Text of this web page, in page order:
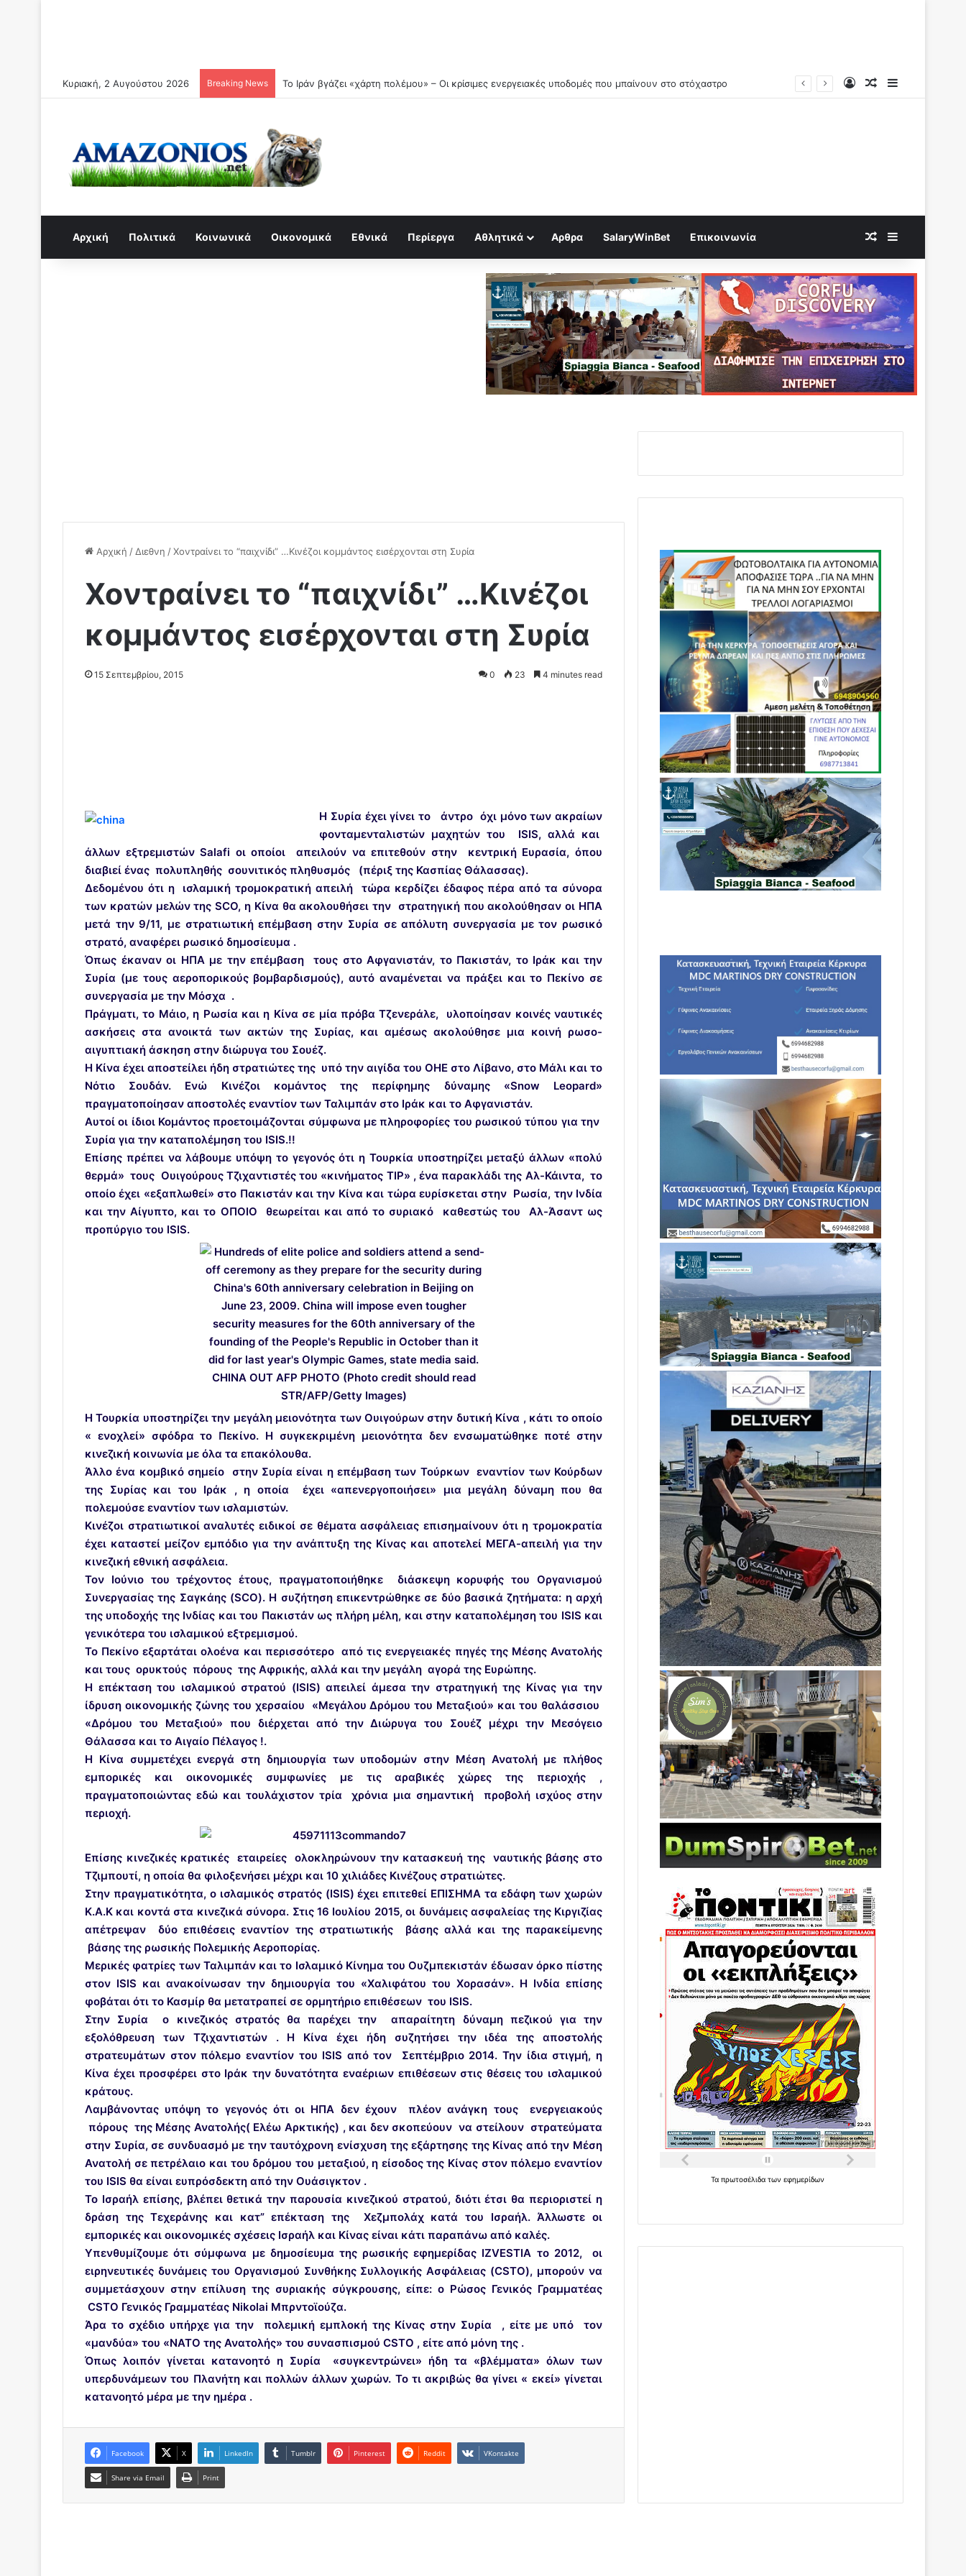
Κυριακή, 2 Αυγούστου 2026 Breaking News Σπύρος Παγιάτης: «Μη σας ΚΟΡΟΪΔΕΥΟΥΝ με την 3η Αυγούστου!» – Τι ισχύει τελικά? Log InRandom Article
Αρχική Πολιτικά Κοινωνικά Οικονομικά Εθνικά Περίεργα Αθλητικά Αρθρα SalaryWinBet Επικοινωνία Random Article
Αρχική / Διεθνη /Xoντραίνει το “παιχνίδι” …Κινέζοι κομμάντος εισέρχονται στη Συρία
Xoντραίνει το “παιχνίδι” …Κινέζοι
κομμάντος εισέρχονται στη Συρία
15 Σεπτεμβρίου, 2015 0 23 4 minutes read
Η Συρία έχει γίνει το άντρο όχι μόνο των ακραίων
φονταμενταλιστών μαχητών του ISIS, αλλά και
άλλων εξτρεμιστών Salafi οι οποίοι απειλούν να επιτεθούν στην κεντρική Ευρασία, όπου
διαβιεί ένας πολυπληθής σουνιτικός πληθυσμός (πέριξ της Κασπίας Θάλασσας).
Δεδομένου ότι η ισλαμική τρομοκρατική απειλή τώρα κερδίζει έδαφος πέρα από τα σύνορα
των κρατών μελών της SCO, η Κίνα θα ακολουθήσει την στρατηγική που ακολούθησαν οι ΗΠΑ
μετά την 9/11, με στρατιωτική επέμβαση στην Συρία σε απόλυτη συνεργασία με τον ρωσικό
στρατό, αναφέρει ρωσικό δημοσίευμα .
Όπως έκαναν οι ΗΠΑ με την επέμβαση τους στο Αφγανιστάν, το Πακιστάν, το Ιράκ και την
Συρία (με τους αεροπορικούς βομβαρδισμούς), αυτό αναμένεται να πράξει και το Πεκίνο σε
συνεργασία με την Μόσχα .
Πράγματι, το Μάιο, η Ρωσία και η Κίνα σε μία πρόβα Τζενεράλε, υλοποίησαν κοινές ναυτικές
ασκήσεις στα ανοικτά των ακτών της Συρίας, και αμέσως ακολούθησε μια κοινή ρωσο-
αιγυπτιακή άσκηση στην διώρυγα του Σουέζ.
Η Κίνα έχει αποστείλει ήδη στρατιώτες της υπό την αιγίδα του ΟΗΕ στο Λίβανο, στο Μάλι και το
Νότιο Σουδάν. Ενώ Κινέζοι κομάντος της περίφημης δύναμης «Snow Leopard»
πραγματοποίησαν αποστολές εναντίον των Ταλιμπάν στο Ιράκ και το Αφγανιστάν.
Αυτοί οι ίδιοι Κομάντος προετοιμάζονται σύμφωνα με πληροφορίες του ρωσικού τύπου για την
Συρία για την καταπολέμηση του ISIS.!!
Επίσης πρέπει να λάβουμε υπόψη το γεγονός ότι η Τουρκία υποστηρίζει μεταξύ άλλων «πολύ
θερμά» τους Ουιγούρους Τζιχαντιστές του «κινήματος TIP» , ένα παρακλάδι της Αλ-Κάιντα, το
οποίο έχει «εξαπλωθεί» στο Πακιστάν και την Κίνα και τώρα ευρίσκεται στην Ρωσία, την Ινδία
και την Αίγυπτο, και το ΟΠΟΙΟ θεωρείται και από το συριακό καθεστώς του Αλ-Άσαντ ως
προπύργιο του ISIS.
Η Τουρκία υποστηρίζει την μεγάλη μειονότητα των Ουιγούρων στην δυτική Κίνα , κάτι το οποίο
« ενοχλεί» σφόδρα το Πεκίνο. Η συγκεκριμένη μειονότητα δεν ενσωματώθηκε ποτέ στην
κινεζική κοινωνία με όλα τα επακόλουθα.
Άλλο ένα κομβικό σημείο στην Συρία είναι η επέμβαση των Τούρκων εναντίον των Κούρδων
της Συρίας και του Ιράκ , η οποία έχει «απενεργοποιήσει» μια μεγάλη δύναμη που θα
πολεμούσε εναντίον των ισλαμιστών.
Κινέζοι στρατιωτικοί αναλυτές ειδικοί σε θέματα ασφάλειας επισημαίνουν ότι η τρομοκρατία
έχει καταστεί μείζον εμπόδιο για την ανάπτυξη της Κίνας και αποτελεί MΕΓΑ-απειλή για την
κινεζική εθνική ασφάλεια.
Τον Ιούνιο του τρέχοντος έτους, πραγματοποιήθηκε διάσκεψη κορυφής του Οργανισμού
Συνεργασίας της Σαγκάης (SCO). Η συζήτηση επικεντρώθηκε σε δύο βασικά ζητήματα: η αρχή
της υποδοχής της Ινδίας και του Πακιστάν ως πλήρη μέλη, και στην καταπολέμηση του ISIS και
γενικότερα του ισλαμικού εξτρεμισμού.
Το Πεκίνο εξαρτάται ολοένα και περισσότερο από τις ενεργειακές πηγές της Μέσης Ανατολής
και τους ορυκτούς πόρους της Αφρικής, αλλά και την μεγάλη αγορά της Ευρώπης.
Η επέκταση του ισλαμικού στρατού (ISIS) απειλεί άμεσα την στρατηγική της Κίνας για την
ίδρυση οικονομικής ζώνης του χερσαίου «Μεγάλου Δρόμου του Μεταξιού» και του θαλάσσιου
«Δρόμου του Μεταξιού» που διέρχεται από την Διώρυγα του Σουέζ μέχρι την Μεσόγειο
Θάλασσα και το Αιγαίο Πέλαγος !.
Η Κίνα συμμετέχει ενεργά στη δημιουργία των υποδομών στην Μέση Ανατολή με πλήθος
εμπορικές και οικονομικές συμφωνίες με τις αραβικές χώρες της περιοχής ,
πραγματοποιώντας εδώ και τουλάχιστον τρία χρόνια μια σημαντική προβολή ισχύος στην
περιοχή.
Επίσης κινεζικές κρατικές εταιρείες ολοκληρώνουν την κατασκευή της ναυτικής βάσης στο
Τζιμπουτί, η οποία θα φιλοξενήσει μέχρι και 10 χιλιάδες Κινέζους στρατιώτες.
Στην πραγματικότητα, ο ισλαμικός στρατός (ISIS) έχει επιτεθεί ΕΠΙΣΗΜΑ τα εδάφη των χωρών
Κ.Α.Κ και κοντά στα κινεζικά σύνορα. Στις 16 Ιουλίου 2015, οι δυνάμεις ασφαλείας της Κιργιζίας
απέτρεψαν δύο επιθέσεις εναντίον της στρατιωτικής βάσης αλλά και της παρακείμενης
βάσης της ρωσικής Πολεμικής Αεροπορίας.
Μερικές φατρίες των Ταλιμπάν και το Ισλαμικό Κίνημα του Ουζμπεκιστάν έδωσαν όρκο πίστης
στον ISIS και ανακοίνωσαν την δημιουργία του «Χαλιφάτου του Χορασάν». Η Ινδία επίσης
φοβάται ότι το Κασμίρ θα μετατραπεί σε ορμητήριο επιθέσεων του ISIS.
Στην Συρία ο κινεζικός στρατός θα παρέχει την απαραίτητη δύναμη πεζικού για την
εξολόθρευση των Τζιχαντιστών . Η Κίνα έχει ήδη συζητήσει την ιδέα της αποστολής
στρατευμάτων στον πόλεμο εναντίον του ISIS από τον Σεπτέμβριο 2014. Την ίδια στιγμή, η
Κίνα έχει προσφέρει στο Ιράκ την δυνατότητα εναέριων επιθέσεων στις θέσεις του ισλαμικού
κράτους.
Λαμβάνοντας υπόψη το γεγονός ότι οι ΗΠΑ δεν έχουν πλέον ανάγκη τους ενεργειακούς
πόρους της Μέσης Ανατολής( Ελέω Αρκτικής) , και δεν σκοπεύουν να στείλουν στρατεύματα
στην Συρία, σε συνδυασμό με την ταυτόχρονη ενίσχυση της εξάρτησης της Κίνας από την Μέση
Ανατολή σε πετρέλαιο και του δρόμου του μεταξιού, η είσοδος της Κίνας στον πόλεμο εναντίον
του ISIS θα είναι ευπρόσδεκτη από την Ουάσιγκτον .
Το Ισραήλ επίσης, βλέπει θετικά την παρουσία κινεζικού στρατού, διότι έτσι θα περιοριστεί η
δράση της Τεχεράνης και κατ” επέκταση της Χεζμπολάχ κατά του Ισραήλ. Άλλωστε οι
εμπορικές και οικονομικές σχέσεις Ισραήλ και Κίνας είναι κάτι παραπάνω από καλές.
Υπενθυμίζουμε ότι σύμφωνα με δημοσίευμα της ρωσικής εφημερίδας IZVESTIA το 2012, οι
ειρηνευτικές δυνάμεις του Οργανισμού Συνθήκης Συλλογικής Ασφάλειας (CSTO), μπορούν να
συμμετάσχουν στην επίλυση της συριακής σύγκρουσης, είπε: ο Ρώσος Γενικός Γραμματέας
CSTO Γενικός Γραμματέας Nikolai Μπρντοϊούζα.
Άρα το σχέδιο υπήρχε για την πολεμική εμπλοκή της Κίνας στην Συρία , είτε με υπό τον
«μανδύα» του «ΝΑΤΟ της Ανατολής» του συνασπισμού CSTO , είτε από μόνη της .
Όπως λοιπόν γίνεται κατανοητό η Συρία «συγκεντρώνει» ήδη τα «βλέμματα» όλων των
υπερδυνάμεων του Πλανήτη και πολλών άλλων χωρών. Το τι ακριβώς θα γίνει « εκεί» γίνεται
κατανοητό μέρα με την ημέρα .
Facebook X LinkedIn Tumblr Pinterest Reddit VKontakte
Share via Email Print
Ταπρωτοσέλιδατωνεφημερίδων